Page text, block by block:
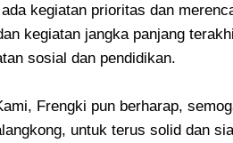
kegiatan prioritas dan
kegiatan jangka panjang
sosial dan pendidikan.
Frengki pun berharap,
untuk terus solid dan